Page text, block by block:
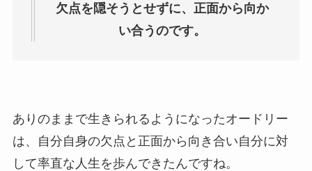
欠点を隠そうとせずに、正面から向か
い合うのです。
ありのままで生きられるようになったオードリー
は、自分自身の欠点と正面から向き合い自分に対
して率直な人生を歩んできたんですね。